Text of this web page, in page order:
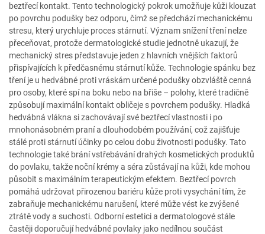
beztřecí kontakt. Tento technologický pokrok umožňuje kůži klouzat
po povrchu podušky bez odporu, čímž se předchází mechanickému
stresu, který urychluje proces stárnutí. Význam snížení tření nelze
přeceňovat, protože dermatologické studie jednotně ukazují, že
mechanický stres představuje jeden z hlavních vnějších faktorů
přispívajících k předčasnému stárnutí kůže. Technologie spánku bez
tření je u hedvábné proti vráskám určené podušky obzvláště cenná
pro osoby, které spí na boku nebo na břiše – polohy, které tradičně
způsobují maximální kontakt obličeje s povrchem podušky. Hladká
hedvábná vlákna si zachovávají své beztřecí vlastnosti i po
mnohonásobném praní a dlouhodobém používání, což zajišťuje
stálé proti stárnutí účinky po celou dobu životnosti podušky. Tato
technologie také brání vstřebávání drahých kosmetických produktů
do povlaku, takže noční krémy a séra zůstávají na kůži, kde mohou
působit s maximálním terapeutickým efektem. Beztřecí povrch
pomáhá udržovat přirozenou bariéru kůže proti vysychání tím, že
zabraňuje mechanickému narušení, které může vést ke zvýšené
ztrátě vody a suchosti. Odborní estetici a dermatologové stále
častěji doporučují hedvábné povlaky jako nedílnou součást